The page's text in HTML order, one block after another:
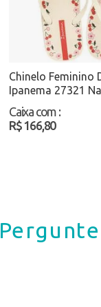
Chinelo Feminino
Ipanema 27321
Atacado
Caixa com :
R$ 166,80